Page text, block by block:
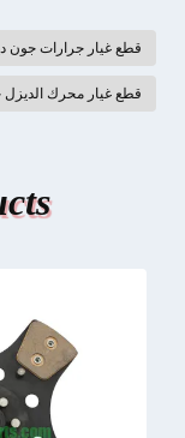
قطع غيار جرارات جون
قطع غيار محرك